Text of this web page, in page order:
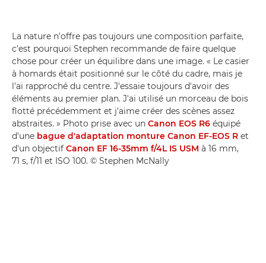
La nature n'offre pas toujours une composition parfaite,
c'est pourquoi Stephen recommande de faire quelque
chose pour créer un équilibre dans une image. « Le casier
à homards était positionné sur le côté du cadre, mais je
l'ai rapproché du centre. J'essaie toujours d'avoir des
éléments au premier plan. J'ai utilisé un morceau de bois
flotté précédemment et j'aime créer des scènes assez
abstraites. » Photo prise avec un Canon EOS R6 équipé
d'une bague d'adaptation monture Canon EF-EOS R et
d'un objectif Canon EF 16-35mm f/4L IS USM à 16 mm,
71 s, f/11 et ISO 100. © Stephen McNally